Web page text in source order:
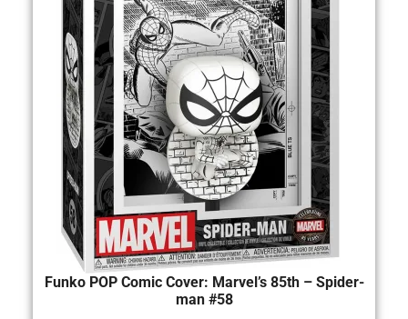
Funko POP Comic Cover: Marvel’s 85th – Spider-
man​ #58